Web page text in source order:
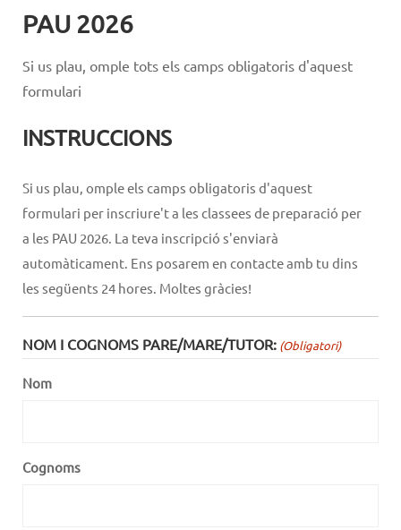
PAU 2026
Si us plau, omple tots els camps obligatoris d'aquest
formulari
INSTRUCCIONS
Si us plau, omple els camps obligatoris d'aquest
formulari per inscriure't a les classees de preparació per
a les PAU 2026. La teva inscripció s'enviarà
automàticament. Ens posarem en contacte amb tu dins
les següents 24 hores. Moltes gràcies!
NOM I COGNOMS PARE/MARE/TUTOR: (Obligatori)
Nom
Cognoms